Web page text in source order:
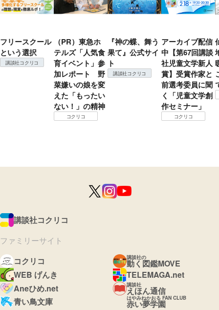
フリースクール
という選択
講談社コクリコ
（PR）東急ホ
テルズ「人気食
育イベント」参
加レポート 野
菜嫌いの娘を変
えた「もったい
ない！」の精神
コクリコ
『神の蝶、舞う
果て』公式サイ
ト
講談社コクリコ
アーカイブ配信
中【第67回講談
社児童文学新人
賞】受賞作家と
前選考委員に聞
く「児童文学創
作セミナー」
コクリコ
講談社コクリコ
ファミリーサイト
コクリコ
講談社の
動く図鑑MOVE
WEB げんき
TELEMAGA.net
Aneひめ.net
講談社
えほん通信
青い鳥文庫
はやみねかおる FAN CLUB
赤い夢学園